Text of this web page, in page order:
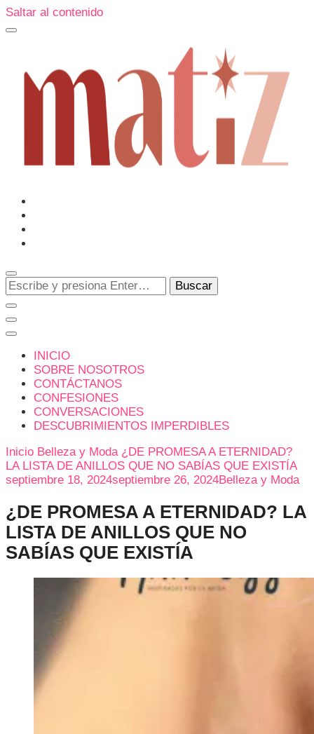
Saltar al contenido
Matiz
Un espacio editorial donde pongo en palabras aquello que
muchos sentimos y pocos sabemos cómo explicar y
donde también compartiré contigo las cosas que me
conmueven, me sorprenden o creo que merecen ser
¿Buscas
algo?
INICIO
SOBRE NOSOTROS
CONTÁCTANOS
CONFESIONES
CONVERSACIONES
DESCUBRIMIENTOS IMPERDIBLES
Inicio Belleza y Moda ¿DE PROMESA A ETERNIDAD?
LA LISTA DE ANILLOS QUE NO SABÍAS QUE EXISTÍA
septiembre 18, 2024septiembre 26, 2024Belleza y Moda
¿DE PROMESA A ETERNIDAD? LA
LISTA DE ANILLOS QUE NO
SABÍAS QUE EXISTÍA